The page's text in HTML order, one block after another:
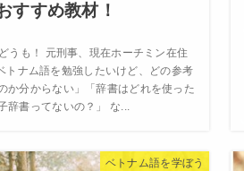
すすめ教材！
うも！ 元刑事、現在ホーチミン在住
トナム語を勉強したいけど、どの参考
か分からない」「辞書はどれを使った
辞書ってないの？」 な...
ベトナム語を学ぼう